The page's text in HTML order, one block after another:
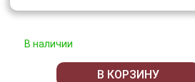
В наличии
В КОРЗИНУ